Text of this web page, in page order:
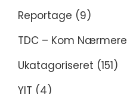
Reportage (9)
TDC – Kom Nærmere
Ukatagoriseret (151)
YIT (4)